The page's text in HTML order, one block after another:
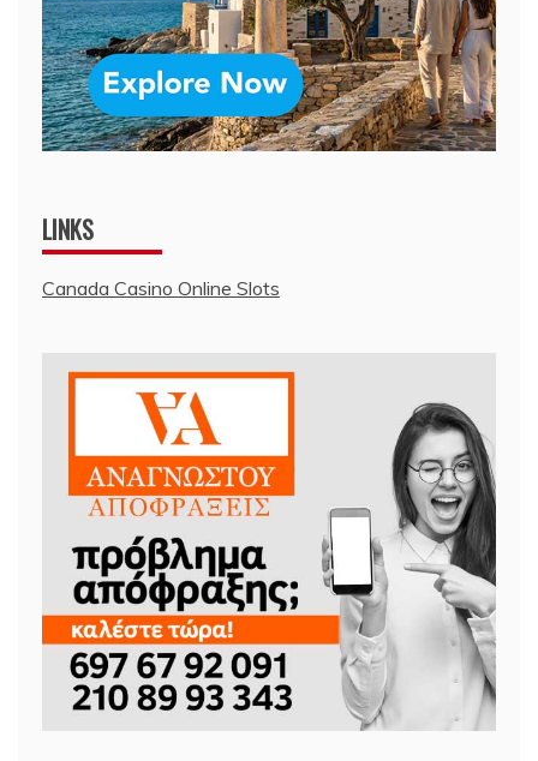
LINKS
Canada Casino Online Slots